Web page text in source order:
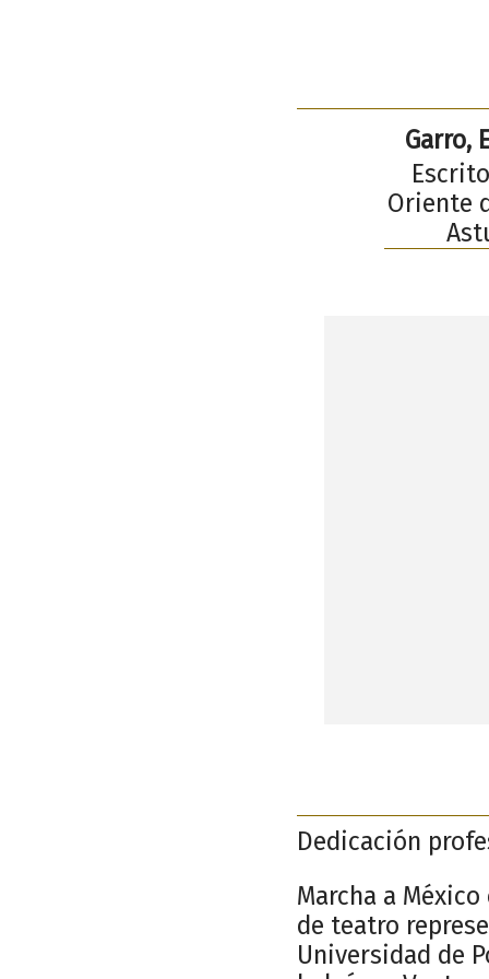
Garro,
Oriente
Dedicación
Marcha a
de teatro
Universidad de